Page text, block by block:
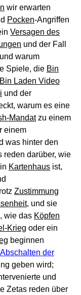
wir erwarten
Pocken-Angriffen
Versagen des
und der Fall
warum
Spiele, die Bin
Bin Laden Video
und der
warum es eine
Mandatzu einem
einem
was hinter den
reden darüber, wie
Kartenhaus ist,
Zustimmung
, und sie
wie das Köpfen
Krieg oder ein
beginnen
Abschalten der
geben wird;
und
Zetas reden über